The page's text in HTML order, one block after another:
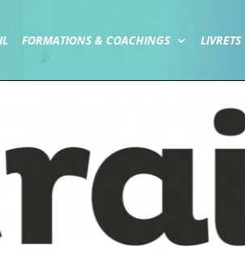
FORMATIONS & COACHINGS